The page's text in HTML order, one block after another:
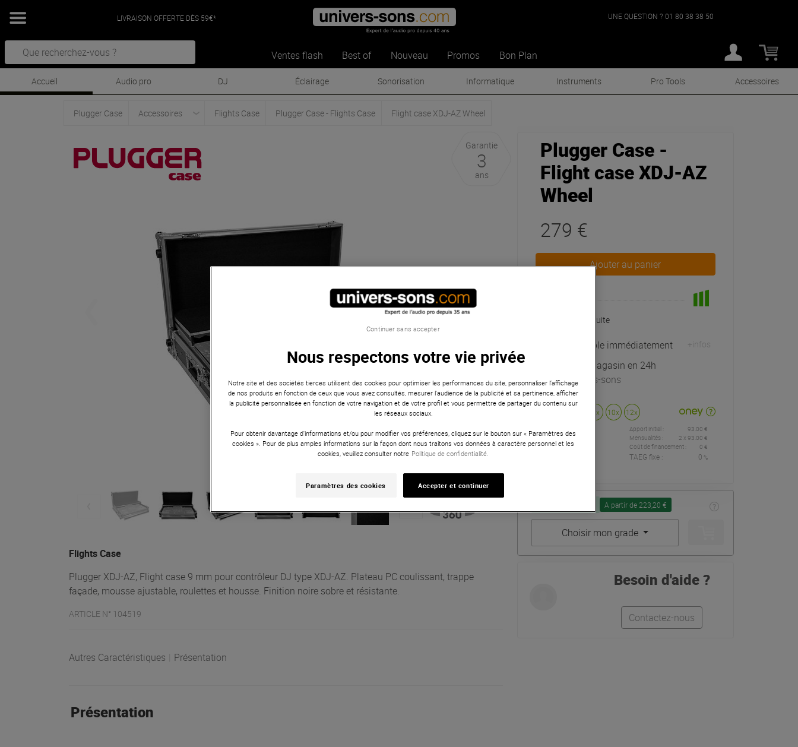
LIVRAISON OFFERTE DÈS 59€*
Ventes flash Best of Nouveau Promos Bon Plan
UNE QUESTION ? 01 80 38 38 50
Accueil Audio pro DJ Éclairage Sonorisation Informatique Instruments Pro Tools Accessoires
Plugger Case Accessoires Flights Case Plugger Case - Flights Case Flight case XDJ-AZ Wheel
Garantie
3
ans
Flights Case
Plugger XDJ-AZ, Flight case 9 mm pour contrôleur DJ type XDJ-AZ. Plateau PC coulissant, trappe
façade, mousse ajustable, roulettes et housse. Finition noire sobre et résistante.
ARTICLE N° 104519
Autres Caractéristiques Présentation
Présentation
Plugger Case -
Flight case XDJ-AZ
Wheel
279 €
Ajouter au panier
Livraison Gratuite
Expédiable immédiatement +infos
Retrait magasin en 24h
à Univers-sons
4x 10x 12x
93,00 € Apport initial :
93.00 €
Mensualités :
2 x 93.00 €
Coût de financement :
0 €
TAEG fixe : 0 %
A partir de 223,20 €
Choisir mon grade
Besoin d'aide ?
Contactez-nous
Nous respectons votre vie privée
Notre site et des sociétés tierces utilisent des cookies pour optimiser les performances du site, personnaliser l’affichage
de nos produits en fonction de ceux que vous avez consultés, mesurer l'audience de la publicité et sa pertinence, afficher
la publicité personnalisée en fonction de votre navigation et de votre profil et vous permettre de partager du contenu sur
les réseaux sociaux.
Pour obtenir davantage d'informations et/ou pour modifier vos préférences, cliquez sur le bouton sur « Paramètres des
cookies ». Pour de plus amples informations sur la façon dont nous traitons vos données à caractère personnel et les
cookies, veuillez consulter notre Politique de confidentialité.
Paramètres des cookies Accepter et continuer
Continuer sans accepter